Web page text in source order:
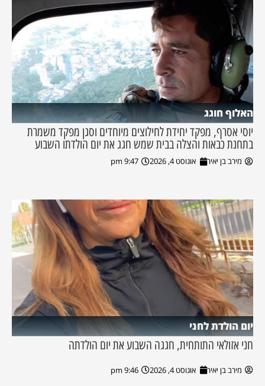
האלוף חוגג
יוסי אסרף, מפקד יחידת לחילוצים מיוחדים וסגן מפקד משמרת
בתחנת כבאות והצלה בבית שמש חגג את יום הולדתו השבוע
מירב בן יאיר אוגוסט 4, 2026 9:47 pm
יום הולדת לחני
חני אזולאי התותחית, חגגה השבוע את יום הולדתה
מירב בן יאיר אוגוסט 4, 2026 9:46 pm